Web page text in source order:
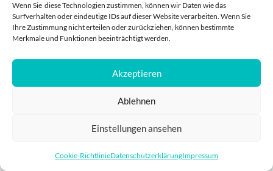
Wenn Sie diese Technologien zustimmen, können wir Daten wie das
Surfverhalten oder eindeutige IDs auf dieser Website verarbeiten. Wenn Sie
Ihre Zustimmung nicht erteilen oder zurückziehen, können bestimmte
Merkmale und Funktionen beeinträchtigt werden.
Akzeptieren
Ablehnen
Einstellungen ansehen
Cookie-RichtlinieDatenschutzerklärungImpressum
POWERED BY PRO